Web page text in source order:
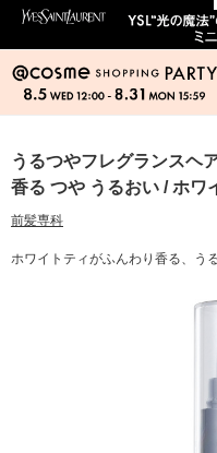
うるつやフレグランスヘ
香る つや うるおい / ホワ
前髪専科
ホワイトティがふんわり香る、う